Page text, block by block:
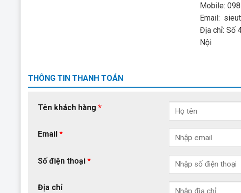
Mobile:
Email:
Địa chỉ: Số
Nội
THÔNG TIN THANH TOÁN
Tên khách hàng *
Email *
Số điện thoại *
Địa chỉ